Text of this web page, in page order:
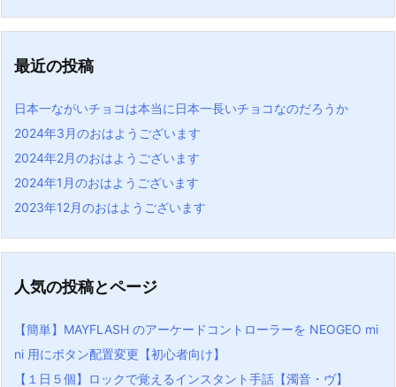
最近の投稿
日本一ながいチョコは本当に日本一長いチョコなのだろうか
2024年3月のおはようございます
2024年2月のおはようございます
2024年1月のおはようございます
2023年12月のおはようございます
人気の投稿とページ
【簡単】MAYFLASH のアーケードコントローラーを NEOGEO mi
ni 用にボタン配置変更【初心者向け】
【１日５個】ロックで覚えるインスタント手話【濁音・ヴ】